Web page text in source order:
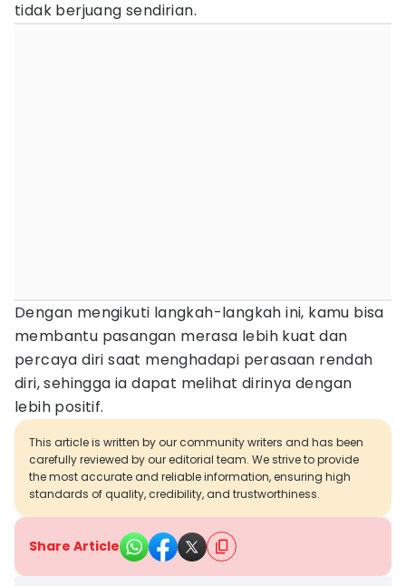
tidak berjuang sendirian.
Dengan mengikuti langkah-langkah ini, kamu bisa
membantu pasangan merasa lebih kuat dan
percaya diri saat menghadapi perasaan rendah
diri, sehingga ia dapat melihat dirinya dengan
lebih positif.
This article is written by our community writers and has been
carefully reviewed by our editorial team. We strive to provide
the most accurate and reliable information, ensuring high
standards of quality, credibility, and trustworthiness.
Share Article